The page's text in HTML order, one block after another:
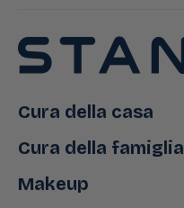
Cura della casa
Cura della famiglia
Makeup